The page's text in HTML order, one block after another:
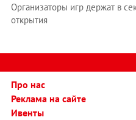
Организаторы игр держат в
открытия
Про нас
Реклама на сайте
Ивенты